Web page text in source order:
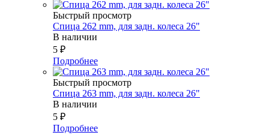
Быстрый просмотр
Спица 262 mm, для задн. колеса 26"
В наличии
5 ₽
Подробнее
Быстрый просмотр
Спица 263 mm, для задн. колеса 26"
В наличии
5 ₽
Подробнее